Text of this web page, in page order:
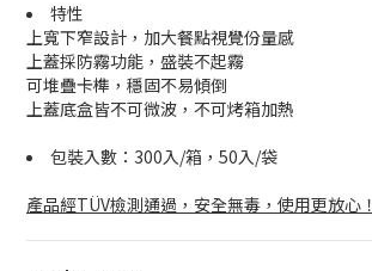
特性
上寬下窄設計，加大餐點視覺份量感
上蓋採防霧功能，盛裝不起霧
可堆疊卡榫，穩固不易傾倒
上蓋底盒皆不可微波，不可烤箱加熱
包裝入數：300入/箱，50入/袋
產品經TÜV檢測通過，安全無毒，使用更放心！